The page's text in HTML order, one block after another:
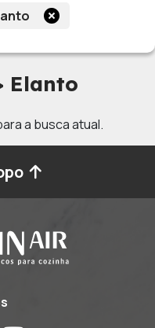
Elanto
a busca atual.